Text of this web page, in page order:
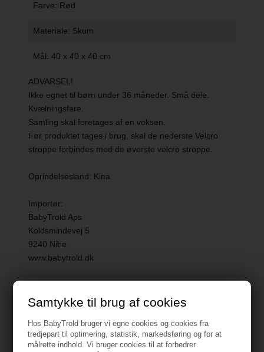
Samtykke til brug af cookies
Hos BabyTrold bruger vi egne cookies og cookies fra
tredjepart til optimering, statistik, markedsføring og for at
målrette indhold. Vi bruger cookies til at forbedrer
Farve: Rød
Materiale: Skum
Mål: 40 x 40 x 40 cm
ADVARSEL!
Ikke egnet til børn under 36 måneder. Små dele.
Kvælningsfare.
Samling skal foretages af en voksen.
Før produktet tages i brug, skal de nederste Velcro
stroppe forbindes med de øverste velcro stroppe.
Oprindelsesland: Kina
Importør:
BabyTrold Aps
Koldsmindevej 5
9240 Nibe
www.babytrold.dk